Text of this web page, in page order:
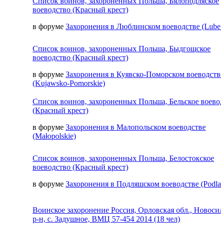
воеводство (Красный крест)
в форуме Захоронения в Люблинском воеводстве
Список воинов, захороненных Польша, Быдгощское
воеводство (Красный крест)
в форуме Захоронения в Куявско-Поморском
(Kujawsko-Pomorskie)
Список воинов, захороненных Польша, Бельское
(Красный крест)
в форуме Захоронения в Малопольском воеводстве
(Małopolskie)
Список воинов, захороненных Польша, Белостокское
воеводство (Красный крест)
в форуме Захоронения в Подляшском воеводстве
Воинское захоронение Россия, Орловская обл.,
р-н, с. Задушное, ВМЦ 57-454 2014 (18 чел)